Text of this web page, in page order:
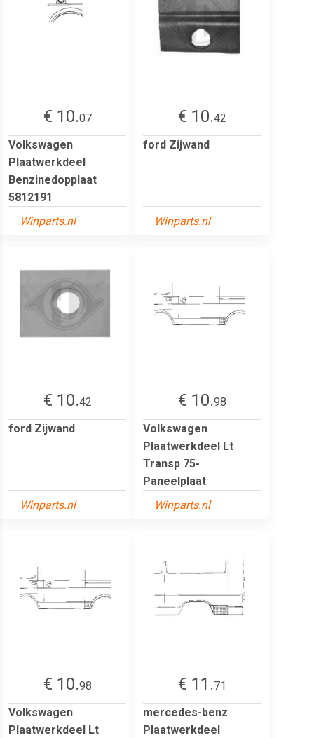
€ 10.07
Volkswagen
Plaatwerkdeel
Benzinedopplaat
5812191
Winparts.nl
€ 10.42
ford Zijwand
Winparts.nl
€ 10.42
ford Zijwand
Winparts.nl
€ 10.98
Volkswagen
Plaatwerkdeel Lt
Transp 75-
Paneelplaat
Winparts.nl
€ 10.98
Volkswagen
Plaatwerkdeel Lt
€ 11.71
mercedes-benz
Plaatwerkdeel